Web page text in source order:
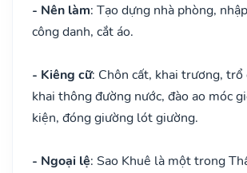
- Nên làm: Tạo dựng nhà phòng,
công danh, cắt áo.
- Kiêng cữ: Chôn cất, khai trương, trổ
khai thông đường nước, đào ao móc
kiện, đóng giường lót giường.
- Ngoại lệ: Sao Khuê là một trong